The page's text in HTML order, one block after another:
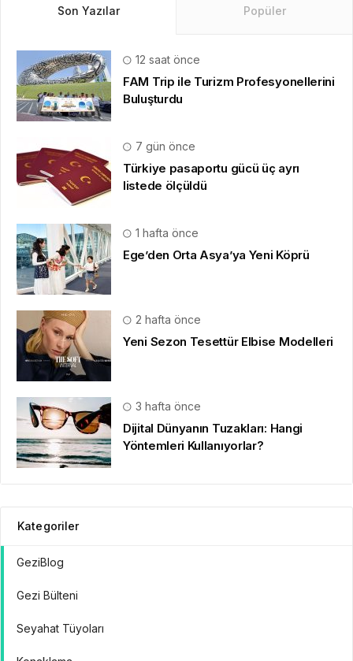
Son Yazılar Popüler
12 saat önce
FAM Trip ile Turizm Profesyonellerini
Buluşturdu
7 gün önce
Türkiye pasaportu gücü üç ayrı
listede ölçüldü
1 hafta önce
Ege’den Orta Asya’ya Yeni Köprü
2 hafta önce
Yeni Sezon Tesettür Elbise Modelleri
3 hafta önce
Dijital Dünyanın Tuzakları: Hangi
Yöntemleri Kullanıyorlar?
Kategoriler
GeziBlog
Gezi Bülteni
Seyahat Tüyoları